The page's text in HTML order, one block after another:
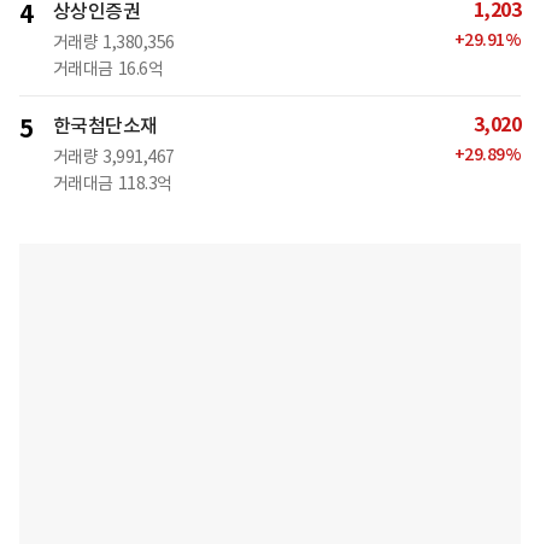
4 상상인증권
거래량 1,380,356
거래대금 16.6억
1,203
+29.91%
5 한국첨단소재
거래량 3,991,467
거래대금 118.3억
3,020
+29.89%